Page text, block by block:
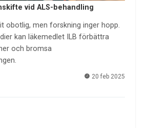
vid ALS-behandling
obotlig, men forskning inger hopp.
kan läkemedlet ILB förbättra
och bromsa
20 feb 2025